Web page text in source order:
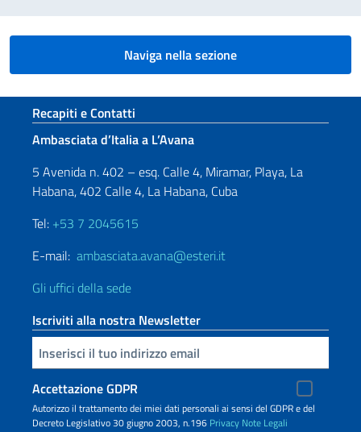
Naviga nella sezione
Sezione footer
Recapiti e Contatti
Ambasciata d’Italia a L’Avana
5 Avenida n. 402 – esq. Calle 4, Miramar, Playa, La
Habana, 402 Calle 4, La Habana, Cuba
Tel: +53 7 2045615
E-mail: ambasciata.avana@esteri.it
Gli uffici della sede
Iscriviti alla nostra Newsletter
Inserisci la tua email
Accettazione GDPR
Autorizzo il trattamento dei miei dati personali ai sensi del GDPR e del
Decreto Legislativo 30 giugno 2003, n.196 Privacy Note Legali